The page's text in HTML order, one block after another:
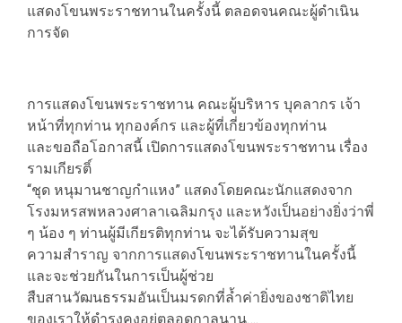
แสดงโขนพระราชทานในครั้งนี้ ตลอดจนคณะผู้ดำเนิน
การจัด
การแสดงโขนพระราชทาน คณะผู้บริหาร บุคลากร เจ้า
หน้าที่ทุกท่าน ทุกองค์กร และผู้ที่เกี่ยวข้องทุกท่าน
​​และขอถือโอกาสนี้ เปิดการแสดงโขนพระราชทาน เรื่อง
รามเกียรติ์
“ชุด หนุมานชาญกำแหง” แสดงโดยคณะนักแสดงจาก
โรงมหรสพหลวงศาลาเฉลิมกรุง และหวังเป็นอย่างยิ่งว่าพี่
ๆ น้อง ๆ ท่านผู้มีเกียรติทุกท่าน จะได้รับความสุข
ความสำราญ จากการแสดงโขนพระราชทานในครั้งนี้
และจะช่วยกันในการเป็นผู้ช่วย
สืบสานวัฒนธรรมอันเป็นมรดกที่ล้ำค่ายิ่งของชาติไทย
ของเราให้ดำรงคงอยู่ตลอดกาลนาน….